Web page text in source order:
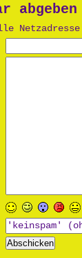
abgeben